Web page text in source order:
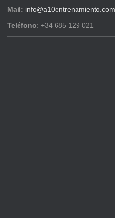
Mail: info@a10entrenamiento.com
Teléfono: +34 685 129 021